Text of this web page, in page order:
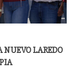
LAREDO